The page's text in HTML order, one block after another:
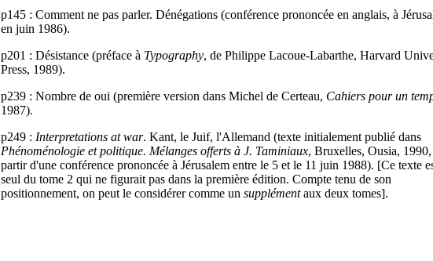
p145 : Comment ne pas parler. Dénégations (conférence prononcée en anglais, à
en juin 1986).
p201 : Désistance (préface à Typography, de Philippe Lacoue-Labarthe, Harvard
Press, 1989).
p239 : Nombre de oui (première version dans Michel de Certeau, Cahiers pour un
1987).
p249 : Interpretations at war. Kant, le Juif, l'Allemand (texte initialement publié dans
Phénoménologie et politique. Mélanges offerts à J. Taminiaux, Bruxelles, Ousia, 1990,
partir d'une conférence prononcée à Jérusalem entre le 5 et le 11 juin 1988). [Ce texte
seul du tome 2 qui ne figurait pas dans la première édition. Compte tenu de son
positionnement, on peut le considérer comme un supplémentaux deux tomes].